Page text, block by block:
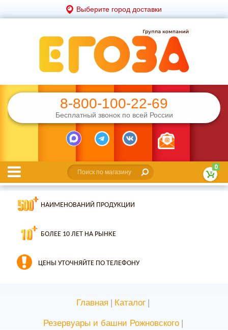
Выберите город доставки
8-800-100-22-69
Бесплатный звонок по всей России
0
НАИМЕНОВАНИЙ ПРОДУКЦИИ
БОЛЕЕ 10 ЛЕТ НА РЫНКЕ
ЦЕНЫ УТОЧНЯЙТЕ ПО ТЕЛЕФОНУ
Главная | Каталог |
Резервуары и башни Рожновского |